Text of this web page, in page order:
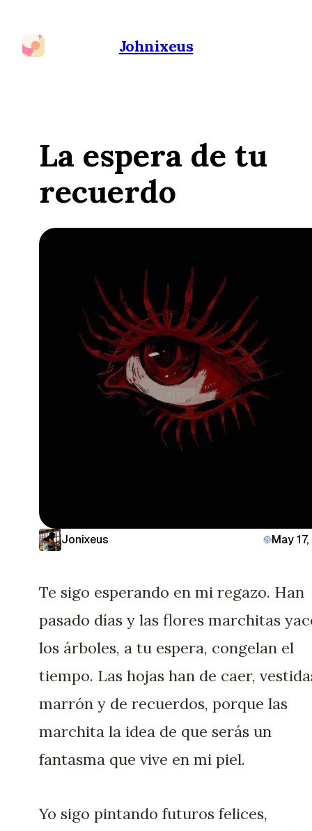
Johnixeus
La espera de tu
recuerdo
Jonixeus May
Te sigo esperando en mi regazo. Han
pasado días y las flores marchitas
los árboles, a tu espera, congelan el
tiempo. Las hojas han de caer,
marrón y de recuerdos, porque las
marchita la idea de que serás un
fantasma que vive en mi piel.
Yo sigo pintando futuros felices,